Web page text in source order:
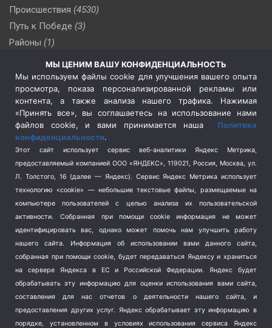
Происшествия (4530)
Путь к Победе (3)
Районы (1)
(509)
Сельское хозяйство (3)
Социальная политика
(3)
Спецоперация в Украине
Спецоперация на Украине
(404)
Спорт (740)
Терроризм (1)
Транспорт (262)
Туризм (178)
Школа и спорт (2)
Экология (8)
Экономика (1172)
МЫ ЦЕНИМ ВАШУ КОНФИДЕНЦИАЛЬНОСТЬ
Мы используем файлы cookie для улучшения вашего опыта
просмотра, показа персонализированной рекламы или
контента, а также анализа нашего трафика. Нажимая
«Принять все», вы соглашаетесь на использование нами
файлов cookie, и вами принимается наша Политика
конфиденциальности.
Этот сайт использует сервис веб-аналитики Яндекс Метрика,
предоставляемый компанией ООО «ЯНДЕКС», 119021, Россия, Москва, ул.
Л. Толстого, 16 (далее — Яндекс). Сервис Яндекс Метрика использует
технологию «cookie» — небольшие текстовые файлы, размещаемые на
компьютере пользователей с целью анализа их пользовательской
активности.
Собранная при помощи cookie информация не может
идентифицировать вас, однако может помочь нам улучшить работу
нашего сайта. Информация об использовании вами данного сайта,
собранная при помощи cookie, будет передаваться Яндексу и храниться
на сервере Яндекса в ЕС и Российской Федерации. Яндекс будет
обрабатывать эту информацию для оценки использования вами сайта,
составления для нас отчетов о деятельности нашего сайта, и
предоставления других услуг. Яндекс обрабатывает эту информацию в
порядке, установленном в условиях использования сервиса Яндекс